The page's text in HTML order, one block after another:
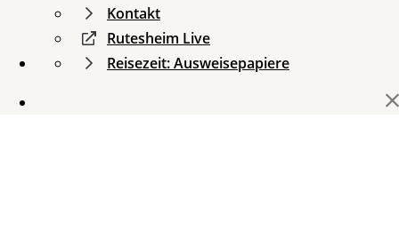
Kontakt
Rutesheim Live
Reisezeit: Ausweisepapiere